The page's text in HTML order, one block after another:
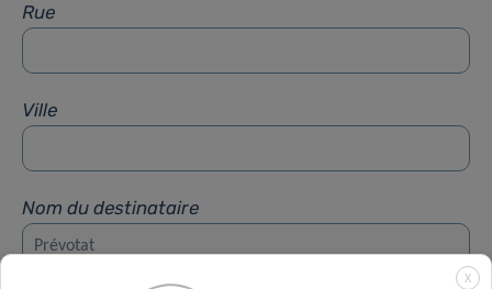
Rue
Ville
Nom du destinataire
X